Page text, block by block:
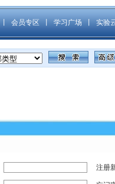
注册